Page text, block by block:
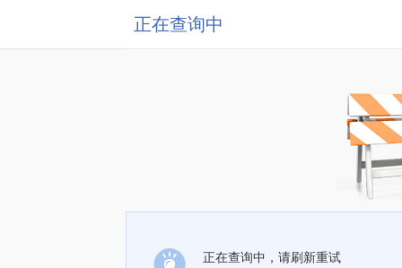
正在查询中
正在查询中，请刷新重试